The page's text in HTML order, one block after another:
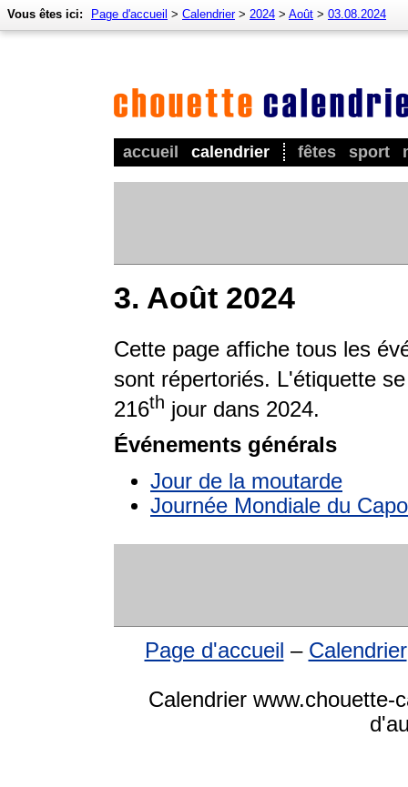
accueil calendrier fêtes sport
Vous êtes ici: Page d'accueil > Calendrier> 2024 > Août > 03.08.2024
3. Août 2024
Cette page affiche tous les
sont répertoriés. L'étiquette
216th jour dans 2024.
Événements générals
Jour de la moutarde
Journée Mondiale du
Page d'accueil – Calendrier
Calendrier www.chouette-